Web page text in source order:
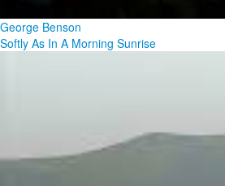
George Benson
Softly As In A Morning Sunrise